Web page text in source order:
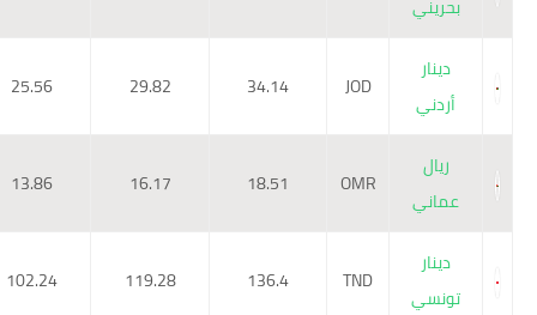
بحريني
دينار
أردني
34.14
29.82
25.56
عماني
OMR
18.51
16.17
13.86
دينار
تونسي
TND
136.4
119.28
102.24